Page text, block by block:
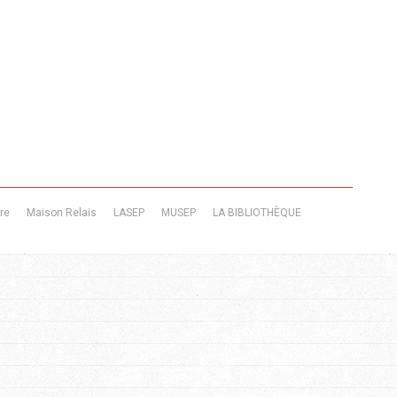
Maison Relais LASEP MUSEP
LA BIBLIOTHÈQUE